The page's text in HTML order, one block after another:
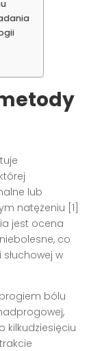
lub
natężeniu [1]
jest ocena
co
w
bólu
kilkudziesięciu